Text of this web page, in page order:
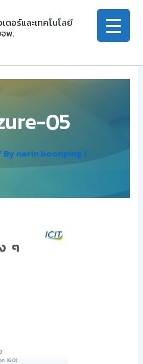
ตอร์และเทคโนโลยี
พ.
05
Bynarin boonping/